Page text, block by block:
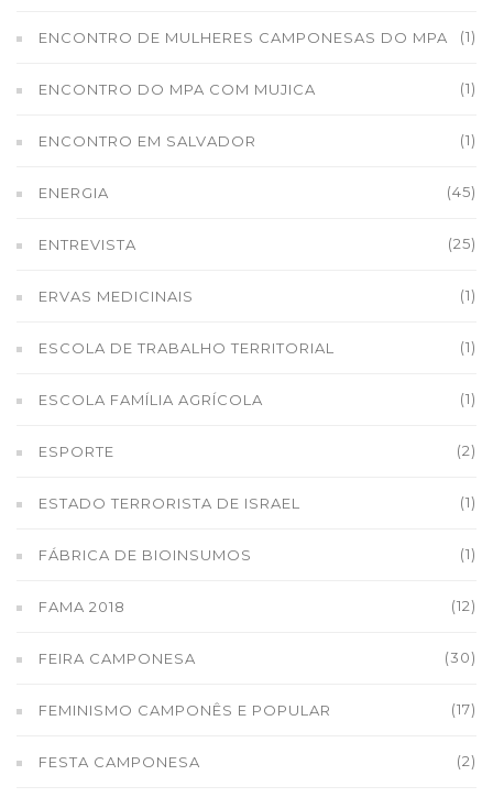
ENCONTRO DE MULHERES CAMPONESAS DO MPA (1)
ENCONTRO DO MPA COM MUJICA (1)
ENCONTRO EM SALVADOR (1)
ENERGIA (45)
ENTREVISTA (25)
ERVAS MEDICINAIS (1)
ESCOLA DE TRABALHO TERRITORIAL (1)
ESCOLA FAMÍLIA AGRÍCOLA (1)
ESPORTE (2)
ESTADO TERRORISTA DE ISRAEL (1)
FÁBRICA DE BIOINSUMOS (1)
FAMA 2018 (12)
FEIRA CAMPONESA (30)
FEMINISMO CAMPONÊS E POPULAR (17)
FESTA CAMPONESA (2)